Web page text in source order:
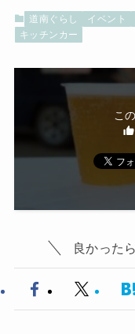
道南ぐらし イベント
キッチンカー
こ
良かった